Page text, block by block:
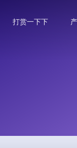
打赏一下下